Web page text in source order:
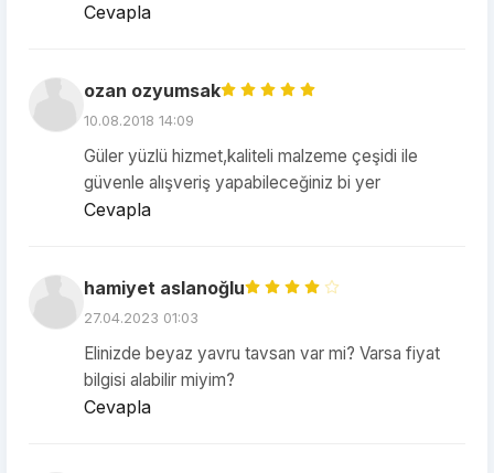
Cevapla
ozan ozyumsak
10.08.2018 14:09
Güler yüzlü hizmet,kaliteli malzeme çeşidi ile
güvenle alışveriş yapabileceğiniz bi yer
Cevapla
hamiyet aslanoğlu
27.04.2023 01:03
Elinizde beyaz yavru tavsan var mi? Varsa fiyat
bilgisi alabilir miyim?
Cevapla